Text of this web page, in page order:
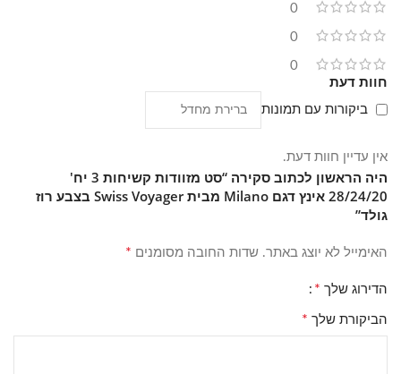
0
0
0
חוות דעת
ביקורות עם תמונות
אין עדיין חוות דעת.
היה הראשון לכתוב סקירה “סט מזוודות קשיחות 3 יח'
28/24/20 אינץ דגם Milano מבית Swiss Voyager בצבע רוז
גולד”
האימייל לא יוצג באתר. שדות החובה מסומנים *
הדירוג שלך *
הביקורת שלך *